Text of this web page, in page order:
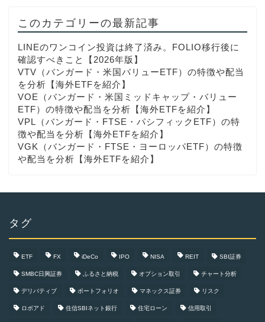
このカテゴリーの最新記事
LINEのワンコイン投資は終了済み。FOLIO移行後に
確認すべきこと【2026年版】
VTV（バンガード・米国バリューETF）の特徴や配当
を分析【海外ETFを紹介】
VOE（バンガード・米国ミッドキャップ・バリュー
ETF）の特徴や配当を分析【海外ETFを紹介】
VPL（バンガード・FTSE・パシフィックETF）の特
徴や配当を分析【海外ETFを紹介】
VGK（バンガード・FTSE・ヨーロッパETF）の特徴
や配当を分析【海外ETFを紹介】
タグ
ETF FX iDeCo IPO NISA REIT SBI証券
SMBC日興証券 ふるさと納税 オプション取引 チャート分析
デリバティブ ポートフォリオ マネックス証券 リスク
ロボアド 住信SBIネット銀行 住宅ローン 信用取引